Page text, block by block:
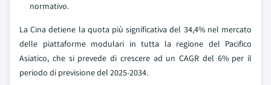
normativo.
La Cina detiene la quota più significativa del 34,4% nel mercato
delle piattaforme modulari in tutta la regione del Pacifico
Asiatico, che si prevede di crescere ad un CAGR del 6% per il
periodo di previsione del 2025-2034.